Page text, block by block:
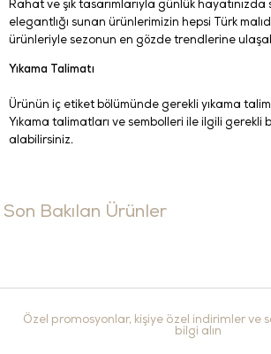
Rahat ve şık tasarımlarıyla günlük hayatınızda
elegantlığı sunan ürünlerimizin hepsi Türk
ürünleriyle sezonun en gözde trendlerine
Yıkama Talimatı
Ürünün iç etiket bölümünde gerekli yıkama
Yıkama talimatları ve sembolleri ile ilgili gerekli
alabilirsiniz.
Son Bakılan Ürünler
Özel promosyonlar, kişiye özel indirimler ve
bilgi alın